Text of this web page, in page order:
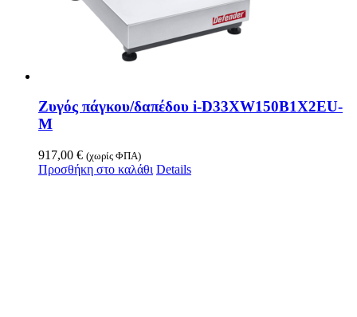
Ζυγός πάγκου/δαπέδου i-D33XW150B1X2EU-
M
917,00 € (χωρίς ΦΠΑ)
Προσθήκη στο καλάθι Details